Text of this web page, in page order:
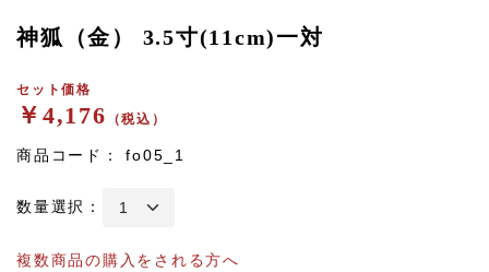
神狐（金） 3.5寸(11cm)一対
セット価格
￥4,176 （税込）
商品コード：fo05_1
数量選択：
複数商品の購入をされる方へ